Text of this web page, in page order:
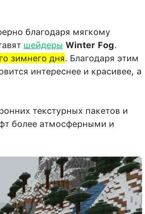
благодаря мягкому
шейдеры Winter Fog.
зимнего дня. Благодаря этим
интереснее и красивее, а
текстурных пакетов и
более атмосферными и